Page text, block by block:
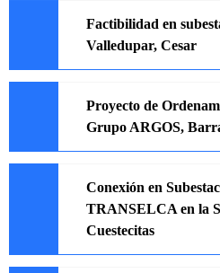
Factibilidad en
Valledupar, Cesar
Proyecto de
Grupo ARGOS,
Conexión en
TRANSELCA en la
Cuestecitas